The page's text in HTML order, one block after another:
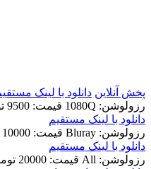
پخش آنلاین دانلود با لينک
رزولوشن: 1080Q
قيمت: 9500 تومان
دانلود با لينک مستقيم
رزولوشن: Bluray
قيمت: 10000 تومان
دانلود با لينک مستقيم
رزولوشن: All
قيمت: 20000 تومان